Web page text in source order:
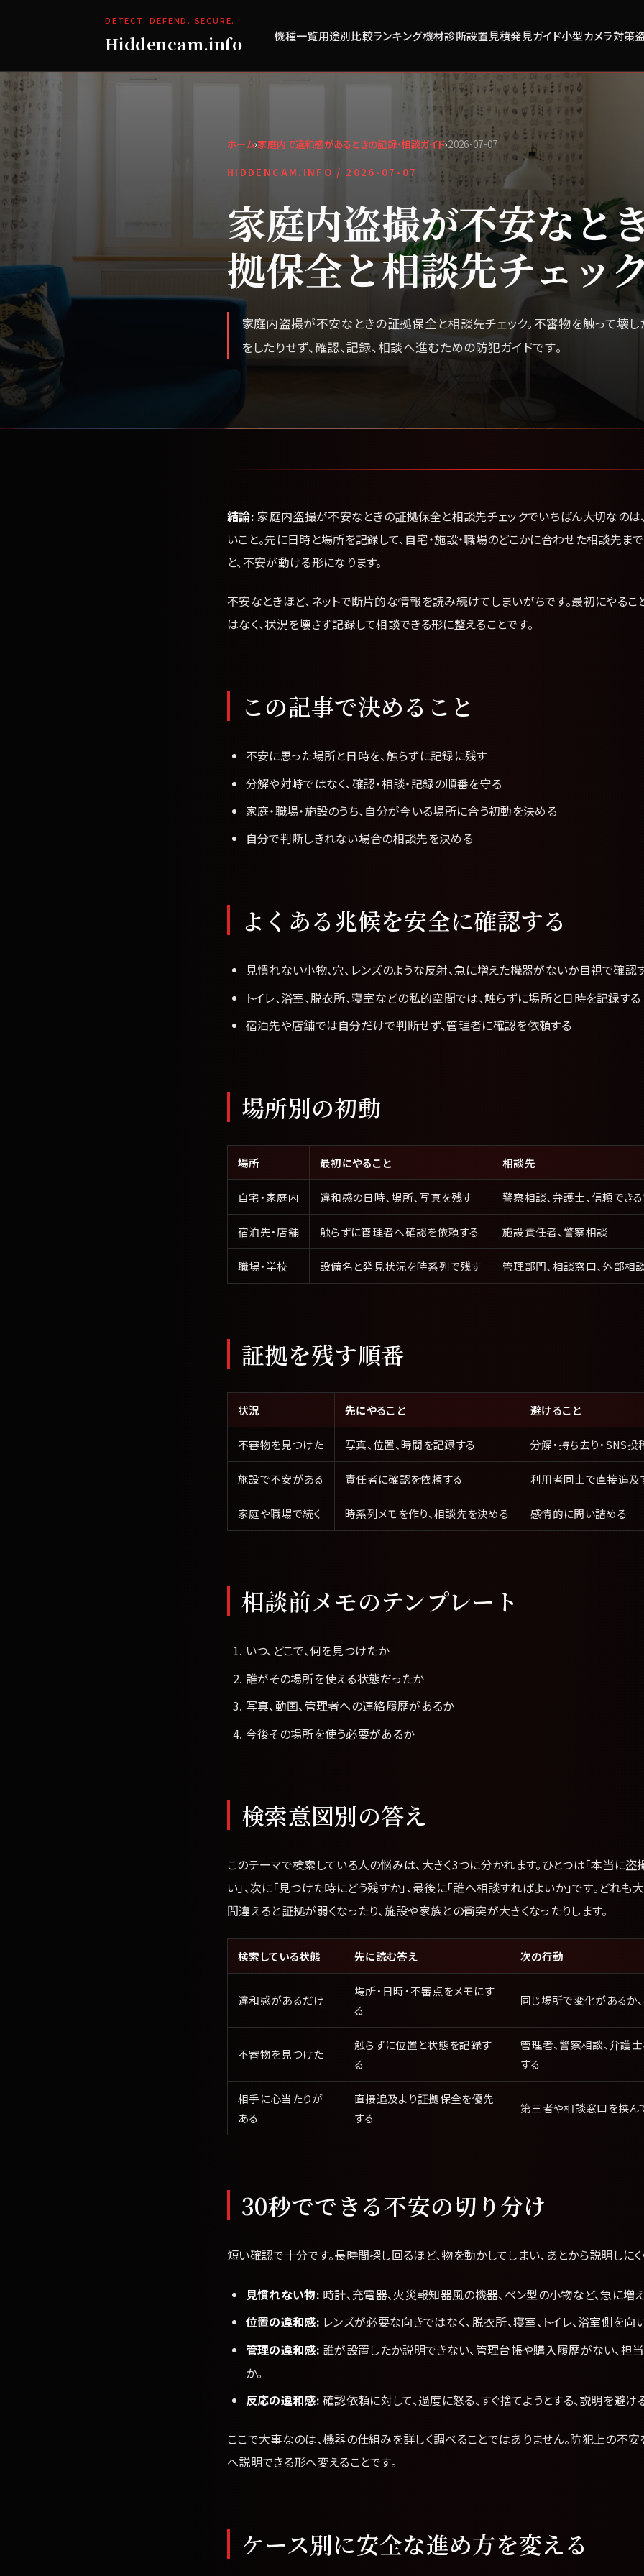
DETECT. DEFEND. SECURE.
Hiddencam.info 機種一覧用途別比較ランキング機材診断設置見積発見ガイド小型カメラ対策
ホーム›家庭内で違和感があるときの記録・相談ガイド›2026-07-07
HIDDENCAM.INFO / 2026-07-07
家庭内盗撮が不安なと
拠保全と相談先チェッ
家庭内盗撮が不安なときの証拠保全と相談先チェック。不審物を触って壊
をしたりせず、確認、記録、相談へ進むための防犯ガイドです。
結論: 家庭内盗撮が不安なときの証拠保全と相談先チェックでいちばん大切なのは
いこと。先に日時と場所を記録して、自宅・施設・職場のどこかに合わせた相談先ま
と、不安が動ける形になります。
不安なときほど、ネットで断片的な情報を読み続けてしまいがちです。最初にやるこ
はなく、状況を壊さず記録して相談できる形に整えることです。
この記事で決めること
不安に思った場所と日時を、触らずに記録に残す
分解や対峙ではなく、確認・相談・記録の順番を守る
家庭・職場・施設のうち、自分が今いる場所に合う初動を決める
自分で判断しきれない場合の相談先を決める
よくある兆候を安全に確認する
見慣れない小物、穴、レンズのような反射、急に増えた機器がないか目視で確認
トイレ、浴室、脱衣所、寝室などの私的空間では、触らずに場所と日時を記録する
宿泊先や店舗では自分だけで判断せず、管理者に確認を依頼する
場所別の初動
場所 最初にやること 相談先
自宅・家庭内 違和感の日時、場所、写真を残す 警察相談、弁護士、信頼でき
宿泊先・店舗 触らずに管理者へ確認を依頼する 施設責任者、警察相談
職場・学校 設備名と発見状況を時系列で残す 管理部門、相談窓口、外部相
証拠を残す順番
状況 先にやること 避けること
不審物を見つけた 写真、位置、時間を記録する 分解・持ち去り・SNS投
施設で不安がある 責任者に確認を依頼する 利用者同士で直接追及
家庭や職場で続く 時系列メモを作り、相談先を決める 感情的に問い詰める
相談前メモのテンプレート
いつ、どこで、何を見つけたか
誰がその場所を使える状態だったか
写真、動画、管理者への連絡履歴があるか
今後その場所を使う必要があるか
検索意図別の答え
このテーマで検索している人の悩みは、大きく3つに分かれます。ひとつは「本当に
い」、次に「見つけた時にどう残すか」、最後に「誰へ相談すればよいか」です。どれも
間違えると証拠が弱くなったり、施設や家族との衝突が大きくなったりします。
検索している状態 先に読む答え 次の行動
違和感があるだけ
場所・日時・不審点をメモにす
る
同じ場所で変化があるか
不審物を見つけた
触らずに位置と状態を記録す
る
管理者、警察相談、弁護
する
相手に心当たりが
ある
直接追及より証拠保全を優先
する
第三者や相談窓口を挟ん
30秒でできる不安の切り分け
短い確認で十分です。長時間探し回るほど、物を動かしてしまい、あとから説明しにく
見慣れない物: 時計、充電器、火災報知器風の機器、ペン型の小物など、急に増
位置の違和感: レンズが必要な向きではなく、脱衣所、寝室、トイレ、浴室側を向
管理の違和感: 誰が設置したか説明できない、管理台帳や購入履歴がない、担
か。
反応の違和感: 確認依頼に対して、過度に怒る、すぐ捨てようとする、説明を避け
ここで大事なのは、機器の仕組みを詳しく調べることではありません。防犯上の不安
へ説明できる形へ変えることです。
ケース別に安全な進め方を変える